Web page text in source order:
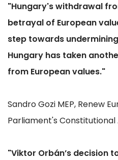
"Hungary's withdrawal
betrayal of European
step towards
Hungary has taken
from European values."
Sandro Gozi MEP, Renew
Parliament's
"Viktor Orbán’s decision